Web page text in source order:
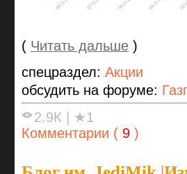
( Читать дальше )
спецраздел: Акции
обсудить на форуме:
2.9К
★1
Комментарии ( 9 )